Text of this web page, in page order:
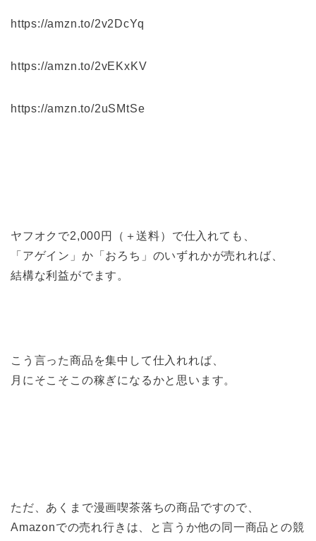
https://amzn.to/2v2DcYq
https://amzn.to/2vEKxKV
https://amzn.to/2uSMtSe
ヤフオクで2,000円（＋送料）で仕入れても、
「アゲイン」か「おろち」のいずれかが売れれば、
結構な利益がでます。
こう言った商品を集中して仕入れれば、
月にそこそこの稼ぎになるかと思います。
ただ、あくまで漫画喫茶落ちの商品ですので、
Amazonでの売れ行きは、と言うか他の同一商品との競